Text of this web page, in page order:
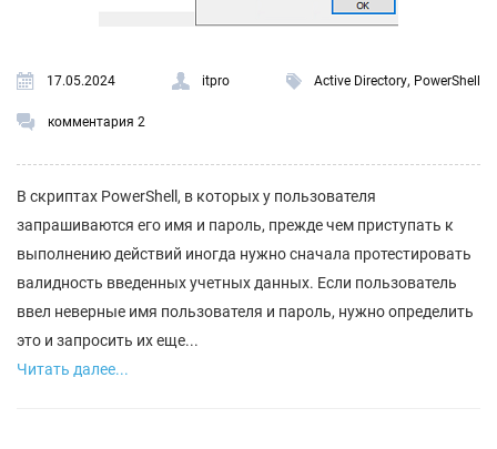
17.05.2024 itpro Active Directory, PowerShell
комментария 2
В скриптах PowerShell, в которых у пользователя
запрашиваются его имя и пароль, прежде чем приступать к
выполнению действий иногда нужно сначала протестировать
валидность введенных учетных данных. Если пользователь
ввел неверные имя пользователя и пароль, нужно определить
это и запросить их еще...
Читать далее...